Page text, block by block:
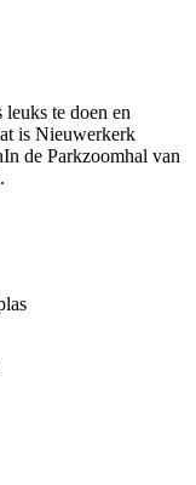
te doen en
is Nieuwerkerk
de Parkzoomhal van